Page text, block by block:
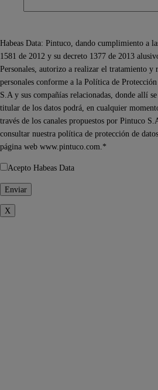
Habeas Data: Pintuco, dando cumplimiento a
1581 de 2012 y su decreto 1377 de 2013
Personales, autorizo a realizar el tratamiento y
personales conforme a la Política de
S.A y sus compañías relacionadas, donde allí
titular de los datos podrá, en cualquier
través de los canales propuestos por Pintuco
consultar nuestra política de protección de
página web www.pintuco.com.*
Acepto Habeas Data
X